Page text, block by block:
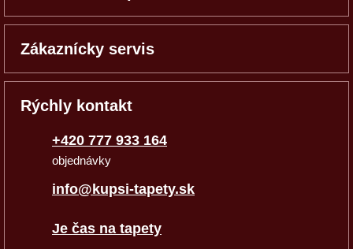
Zákaznícky servis
Rýchly kontakt
+420 777 933 164
objednávky
info@kupsi-tapety.sk
Je čas na tapety